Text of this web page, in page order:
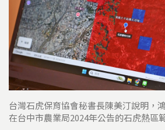
台灣石虎保育協會秘書長陳美汀說明，
在台中市農業局2024年公告的石虎熱區